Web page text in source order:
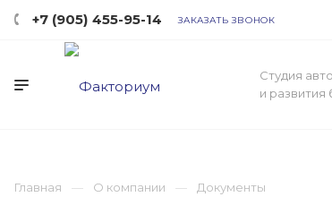
+7 (905) 455-95-14 ЗАКАЗАТЬ ЗВОНОК
Студия
и развития
Главная О компании Документы